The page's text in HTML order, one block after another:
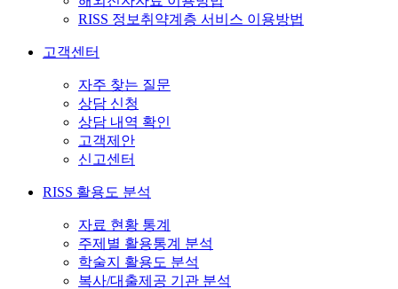
RISS 정보취약계층 서비스 이용방법
고객센터
자주 찾는 질문
상담 신청
상담 내역 확인
고객제안
신고센터
RISS 활용도 분석
자료 현황 통계
주제별 활용통계 분석
학술지 활용도 분석
복사/대출제공 기관 분석